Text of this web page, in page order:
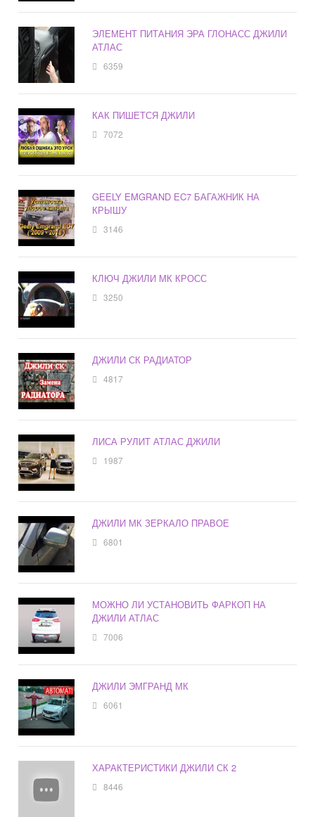
ЭЛЕМЕНТ ПИТАНИЯ ЭРА ГЛОНАСС ДЖИЛИ
АТЛАС
6359
КАК ПИШЕТСЯ ДЖИЛИ
7072
GEELY EMGRAND EC7 БАГАЖНИК НА
КРЫШУ
3146
КЛЮЧ ДЖИЛИ МК КРОСС
3250
ДЖИЛИ СК РАДИАТОР
4817
ЛИСА РУЛИТ АТЛАС ДЖИЛИ
1987
ДЖИЛИ МК ЗЕРКАЛО ПРАВОЕ
6801
МОЖНО ЛИ УСТАНОВИТЬ ФАРКОП НА
ДЖИЛИ АТЛАС
7006
ДЖИЛИ ЭМГРАНД МК
6061
ХАРАКТЕРИСТИКИ ДЖИЛИ СК 2
8446